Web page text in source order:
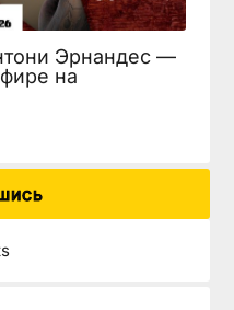
Эрнандес —
на